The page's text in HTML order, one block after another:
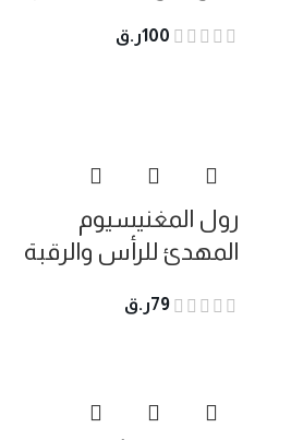
100ر.ق
رول المغنيسيوم
المهدئ للرأس والرقبة
79ر.ق